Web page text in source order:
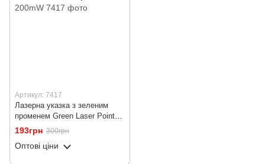
Артикул: 7417
Лазерна указка з зеленим
променем Green Laser Pointer
8410, потужність 200mW
193грн 300грн
Оптові ціни